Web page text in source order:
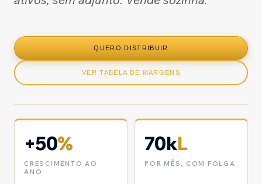
QUERO DISTRIBUIR
VER TABELA DE MARGENS
+50%
CRESCIMENTO AO
ANO
70kL
POR MÊS, COM FOLGA